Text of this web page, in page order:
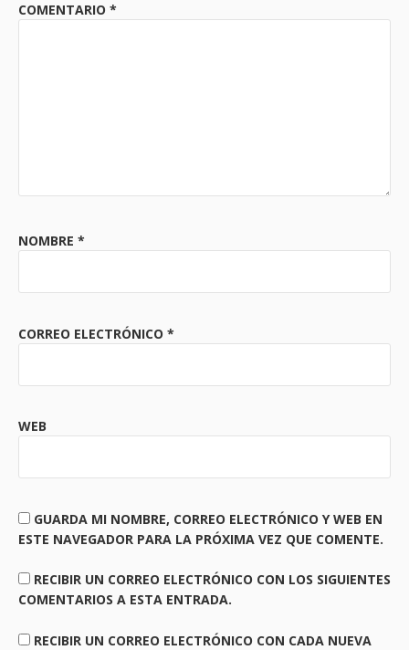
COMENTARIO *
NOMBRE *
CORREO ELECTRÓNICO *
WEB
GUARDA MI NOMBRE, CORREO ELECTRÓNICO Y WEB EN
ESTE NAVEGADOR PARA LA PRÓXIMA VEZ QUE COMENTE.
RECIBIR UN CORREO ELECTRÓNICO CON LOS SIGUIENTES
COMENTARIOS A ESTA ENTRADA.
RECIBIR UN CORREO ELECTRÓNICO CON CADA NUEVA